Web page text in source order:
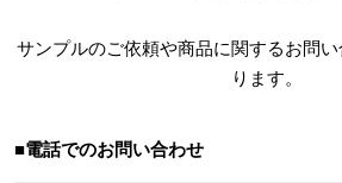
サンプルのご依頼や商品に関するお問
ります。
■電話でのお問い合わせ